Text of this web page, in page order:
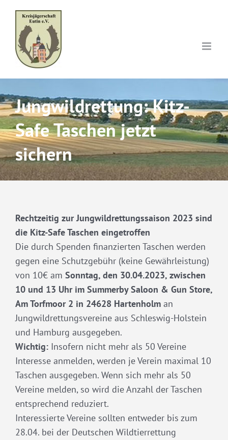
content
Jungwildrettung: Kitz-
Safe Taschen jetzt
sichern
Rechtzeitig zur Jungwildrettungssaison 2023 sind
die Kitz-Safe Taschen eingetroffen
Die durch Spenden finanzierten Taschen werden
gegen eine Schutzgebühr (keine Gewährleistung)
von 10€ am Sonntag, den 30.04.2023, zwischen
10 und 13 Uhr im Summerby Saloon & Gun Store,
Am Torfmoor 2 in 24628 Hartenholm an
Jungwildrettungsvereine aus Schleswig-Holstein
und Hamburg ausgegeben.
Wichtig: Insofern nicht mehr als 50 Vereine
Interesse anmelden, werden je Verein maximal 10
Taschen ausgegeben. Wenn sich mehr als 50
Vereine melden, so wird die Anzahl der Taschen
entsprechend reduziert.
Interessierte Vereine sollten entweder bis zum
28.04. bei der Deutschen Wildtierrettung